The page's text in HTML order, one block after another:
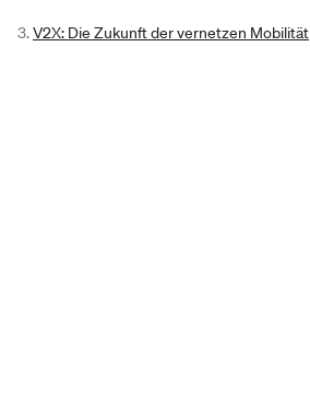
3.V2X: Die Zukunft der vernetzen Mobilität